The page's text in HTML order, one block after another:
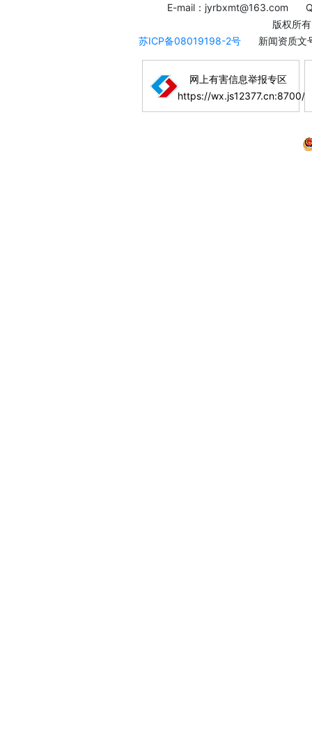
E-mail：jyrbxmt@163.com
版权所
苏ICP备08019198-2号
新闻资质
网上有害信息举报专区
https://wx.js12377.cn:8700/